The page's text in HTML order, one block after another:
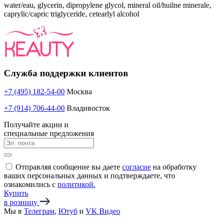
water/eau, glycerin, dipropylene glycol, mineral oil/huilne minerale,
caprylic/capric triglyceride, cetearlyl alcohol
Служба поддержки клиентов
+7 (495) 182-54-00 Москва
+7 (914) 706-44-00 Владивосток
Получайте акции и
специальные предложения
Отправляя сообщение вы даете согласие на обработку
ваших персональных данных и подтверждаете, что
ознакомились с политикой.
Купить
в розницу
Мы в Телеграм, Ютуб и VK Видео